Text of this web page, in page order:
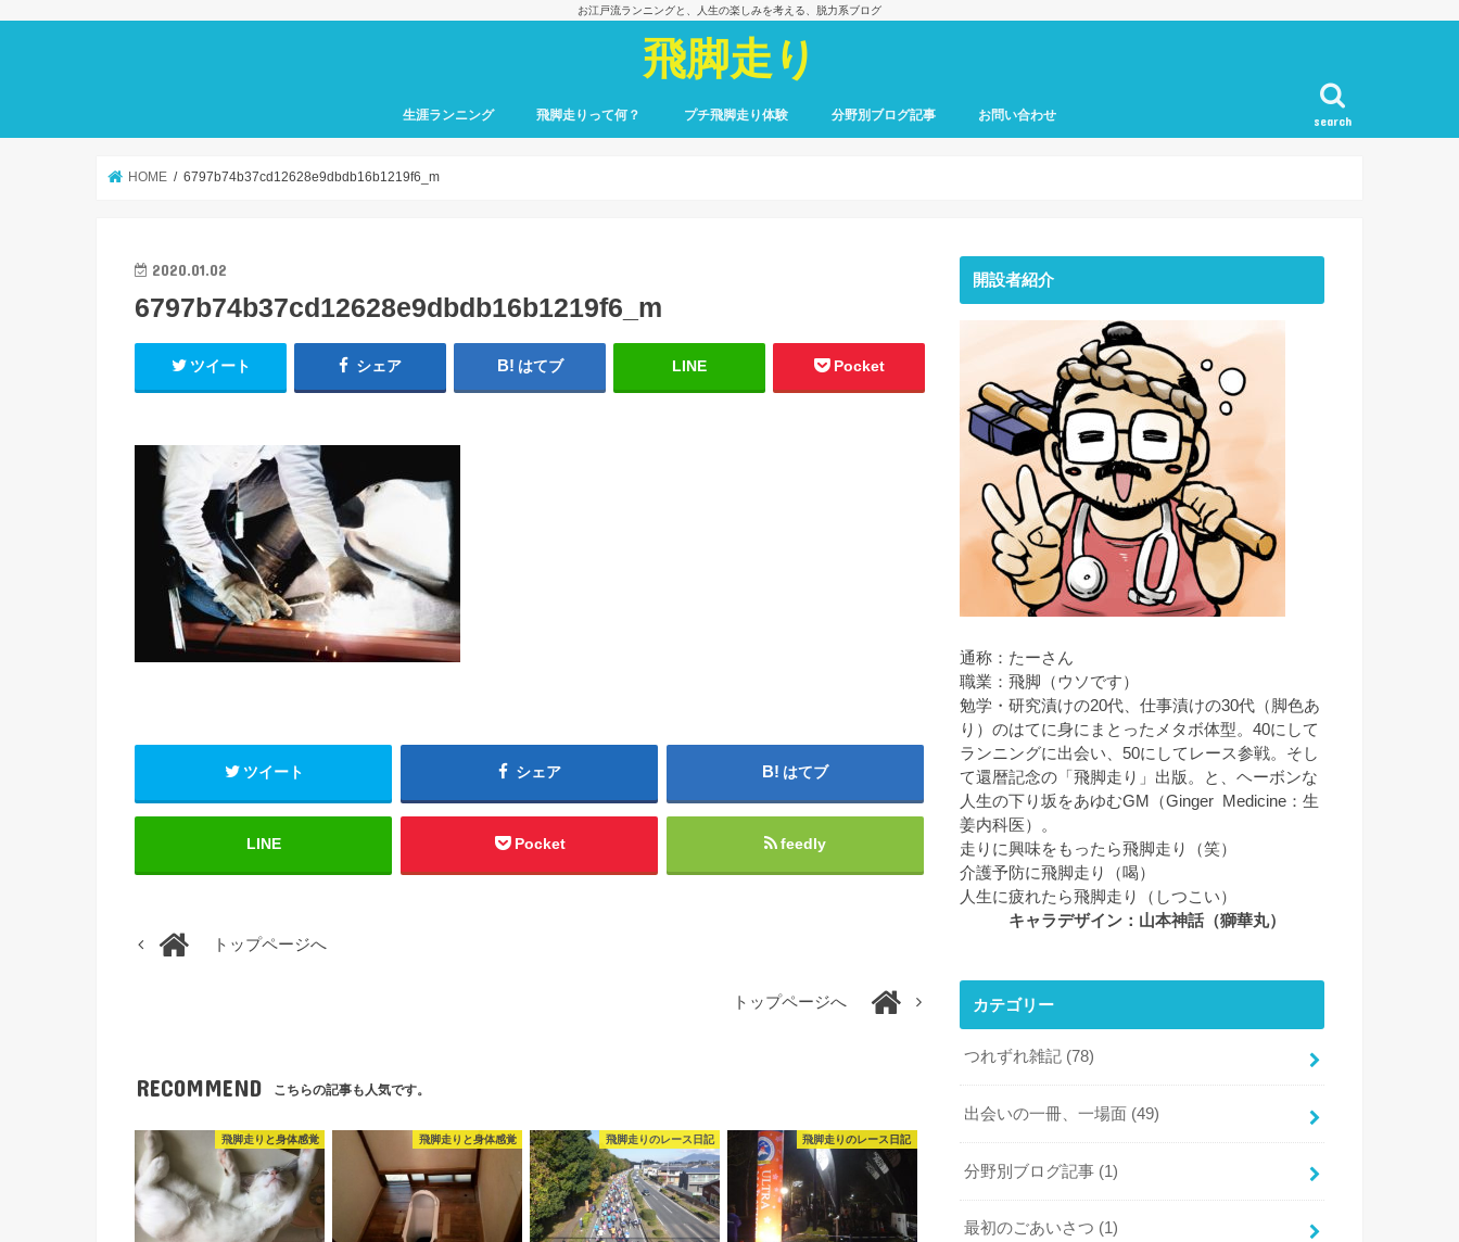
お江戸流ランニングと、人生の楽しみを考える、脱力系ブログ
飛脚走り
search
生涯ランニング 飛脚走りって何？ プチ飛脚走り体験 分野別ブログ記事 お問い合わせ
HOME 6797b74b37cd12628e9dbdb16b1219f6_m
2020.01.02
6797b74b37cd12628e9dbdb16b1219f6_m
ツイート シェア はてブ LINE Pocket
ツイート シェア はてブ
LINE Pocket feedly
トップページへ
トップページへ
RECOMMEND こちらの記事も人気です。
飛脚走りと身体感覚 飛脚走りと身体感覚 飛脚走りのレース日記 飛脚走りのレース日記
開設者紹介
通称：たーさん
職業：飛脚（ウソです）
勉学・研究漬けの20代、仕事漬けの30代（脚色あ
り）のはてに身にまとったメタボ体型。40にして
ランニングに出会い、50にしてレース参戦。そし
て還暦記念の「飛脚走り」出版。と、ヘーボンな
人生の下り坂をあゆむGM（Ginger Medicine：生
姜内科医）。
走りに興味をもったら飛脚走り（笑）
介護予防に飛脚走り（喝）
人生に疲れたら飛脚走り（しつこい）
キャラデザイン：山本神話（獅華丸）
カテゴリー
つれずれ雑記 (78)
出会いの一冊、一場面 (49)
分野別ブログ記事 (1)
最初のごあいさつ (1)